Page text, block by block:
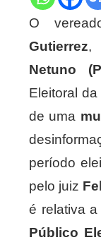
O
Gutierrez,
Netuno
Eleitoral
de uma
período
pelo juiz
é relativa a
Público